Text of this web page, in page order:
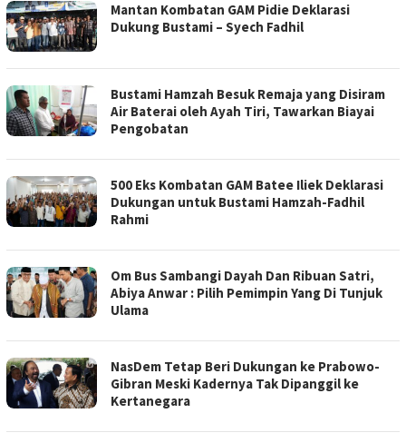
Mantan Kombatan GAM Pidie Deklarasi
Dukung Bustami – Syech Fadhil
Bustami Hamzah Besuk Remaja yang Disiram
Air Baterai oleh Ayah Tiri, Tawarkan Biayai
Pengobatan
500 Eks Kombatan GAM Batee Iliek Deklarasi
Dukungan untuk Bustami Hamzah-Fadhil
Rahmi
Om Bus Sambangi Dayah Dan Ribuan Satri,
Abiya Anwar : Pilih Pemimpin Yang Di Tunjuk
Ulama
NasDem Tetap Beri Dukungan ke Prabowo-
Gibran Meski Kadernya Tak Dipanggil ke
Kertanegara